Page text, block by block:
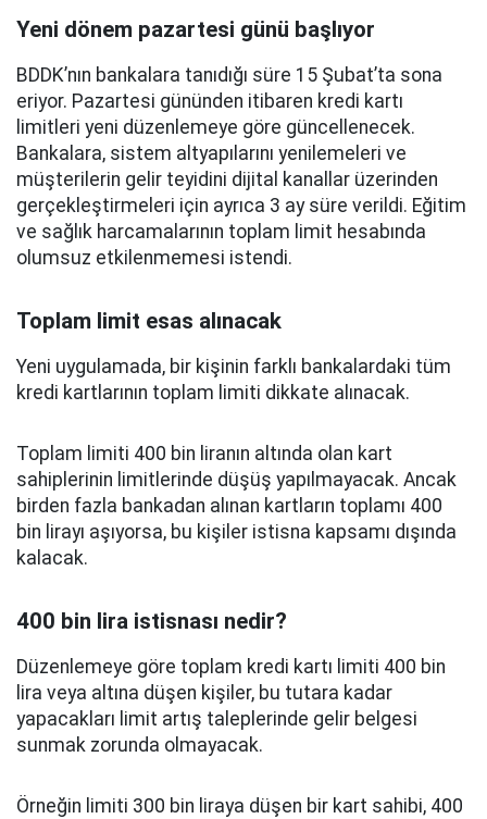
Yeni dönem pazartesi günü başlıyor
BDDK’nın bankalara tanıdığı süre 15 Şubat’ta sona
eriyor. Pazartesi gününden itibaren kredi kartı
limitleri yeni düzenlemeye göre güncellenecek.
Bankalara, sistem altyapılarını yenilemeleri ve
müşterilerin gelir teyidini dijital kanallar üzerinden
gerçekleştirmeleri için ayrıca 3 ay süre verildi. Eğitim
ve sağlık harcamalarının toplam limit hesabında
olumsuz etkilenmemesi istendi.
Toplam limit esas alınacak
Yeni uygulamada, bir kişinin farklı bankalardaki tüm
kredi kartlarının toplam limiti dikkate alınacak.
Toplam limiti 400 bin liranın altında olan kart
sahiplerinin limitlerinde düşüş yapılmayacak. Ancak
birden fazla bankadan alınan kartların toplamı 400
bin lirayı aşıyorsa, bu kişiler istisna kapsamı dışında
kalacak.
400 bin lira istisnası nedir?
Düzenlemeye göre toplam kredi kartı limiti 400 bin
lira veya altına düşen kişiler, bu tutara kadar
yapacakları limit artış taleplerinde gelir belgesi
sunmak zorunda olmayacak.
Örneğin limiti 300 bin liraya düşen bir kart sahibi, 400